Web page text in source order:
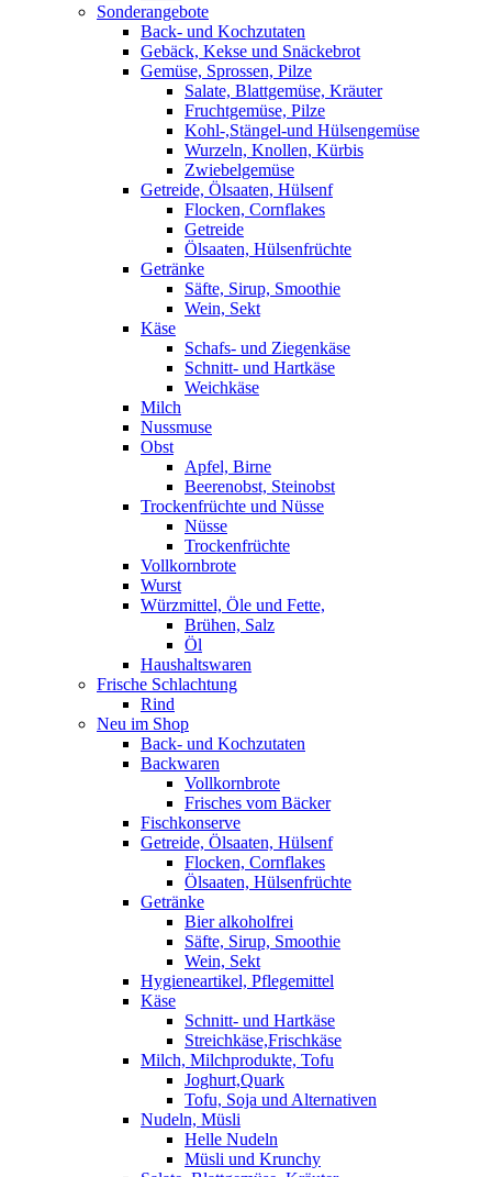
Sonderangebote
Back- und Kochzutaten
Gebäck, Kekse und Snäckebrot
Gemüse, Sprossen, Pilze
Salate, Blattgemüse, Kräuter
Fruchtgemüse, Pilze
Kohl-,Stängel-und Hülsengemüse
Wurzeln, Knollen, Kürbis
Zwiebelgemüse
Getreide, Ölsaaten, Hülsenf
Flocken, Cornflakes
Getreide
Ölsaaten, Hülsenfrüchte
Getränke
Säfte, Sirup, Smoothie
Wein, Sekt
Käse
Schafs- und Ziegenkäse
Schnitt- und Hartkäse
Weichkäse
Milch
Nussmuse
Obst
Apfel, Birne
Beerenobst, Steinobst
Trockenfrüchte und Nüsse
Nüsse
Trockenfrüchte
Vollkornbrote
Wurst
Würzmittel, Öle und Fette,
Brühen, Salz
Öl
Haushaltswaren
Frische Schlachtung
Rind
Neu im Shop
Back- und Kochzutaten
Backwaren
Vollkornbrote
Frisches vom Bäcker
Fischkonserve
Getreide, Ölsaaten, Hülsenf
Flocken, Cornflakes
Ölsaaten, Hülsenfrüchte
Getränke
Bier alkoholfrei
Säfte, Sirup, Smoothie
Wein, Sekt
Hygieneartikel, Pflegemittel
Käse
Schnitt- und Hartkäse
Streichkäse,Frischkäse
Milch, Milchprodukte, Tofu
Joghurt,Quark
Tofu, Soja und Alternativen
Nudeln, Müsli
Helle Nudeln
Müsli und Krunchy